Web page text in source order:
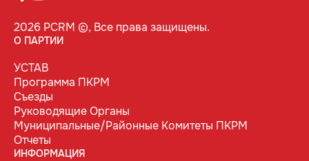
2026 PCRM ©, Все права защищены.
О ПАРТИИ
УСТАВ
Программа ПКРМ
Съезды
Руководящие Органы
Муниципальные/Районные Комитеты ПКРМ
Отчеты
ИНФОРМАЦИЯ